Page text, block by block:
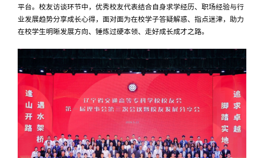
平台。 校友访谈环节中，优秀校友代表结合自身求学经历、职场经验与行
业发展趋势分享成长心得，面对面为在校学子答疑解惑、指点迷津，助力
在校学生明晰发展方向、锤炼过硬本领、走好成长成才之路。